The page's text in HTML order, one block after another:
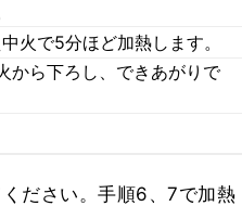
火で5分ほど加熱します。
から下ろし、できあがりで
ださい。手順6、7で加熱